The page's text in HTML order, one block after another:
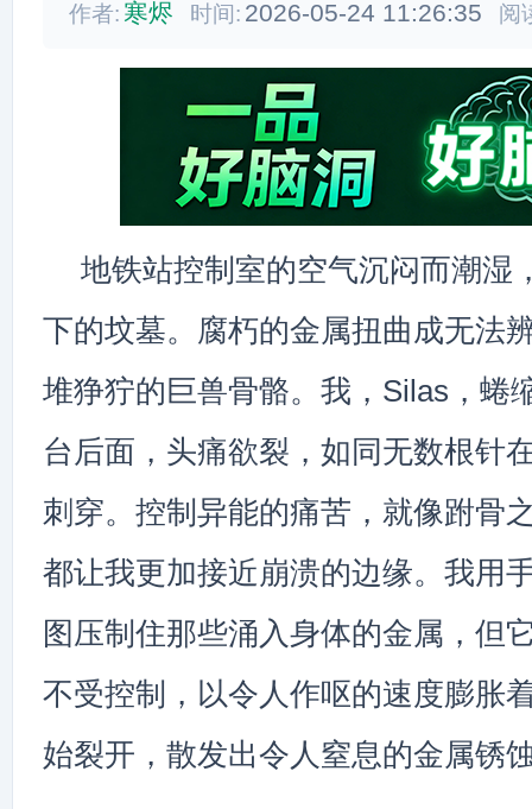
作者: 寒烬 时间: 2026-05-24 11:26:35 阅
地铁站控制室的空气沉闷而潮湿
下的坟墓。腐朽的金属扭曲成无法
堆狰狞的巨兽骨骼。我，Silas，蜷
台后面，头痛欲裂，如同无数根针
刺穿。控制异能的痛苦，就像跗骨
都让我更加接近崩溃的边缘。我用
图压制住那些涌入身体的金属，但
不受控制，以令人作呕的速度膨胀
始裂开，散发出令人窒息的金属锈